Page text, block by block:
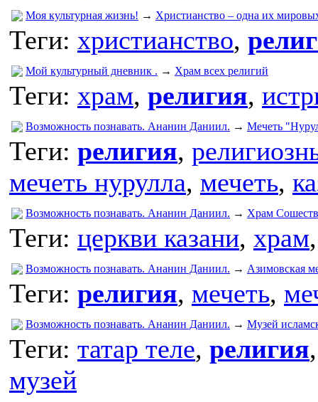
Моя культурная жизнь! → Христианство – одна их
Теги: христианство,
Мой культурный дневник . → Храм всех религий
Теги: храм, религия,
Возможность познавать. Ананин Даниил. → Мечеть
Теги: религия,
мечеть нурулла, мечеть,
Возможность познавать. Ананин Даниил. → Храм
Теги: церкви казани, храм
Возможность познавать. Ананин Даниил. → Азимовская
Теги: религия, мечеть,
Возможность познавать. Ананин Даниил. → Музей
Теги: татар теле, религия
музей